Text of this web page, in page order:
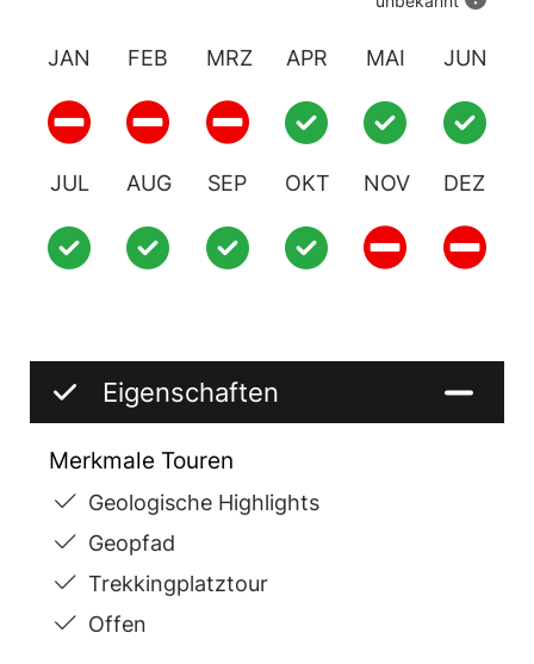
JAN FEB MRZ APR MAI JUN
JUL AUG SEP OKT NOV DEZ
Eigenschaften
Merkmale Touren
Geologische Highlights
Geopfad
Trekkingplatztour
Offen